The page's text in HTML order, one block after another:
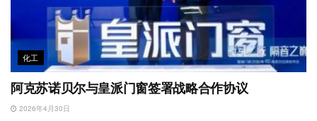
化工
阿克苏诺贝尔与皇派门窗签署战略合作协议
2026年4月30日